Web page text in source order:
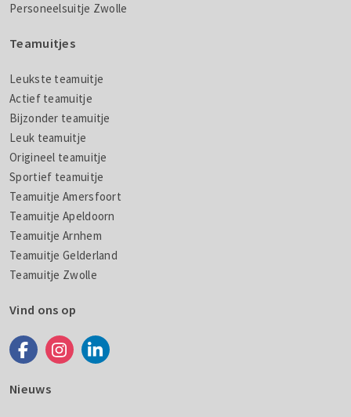
Personeelsuitje Zwolle
Teamuitjes
Leukste teamuitje
Actief teamuitje
Bijzonder teamuitje
Leuk teamuitje
Origineel teamuitje
Sportief teamuitje
Teamuitje Amersfoort
Teamuitje Apeldoorn
Teamuitje Arnhem
Teamuitje Gelderland
Teamuitje Zwolle
Vind ons op
Nieuws